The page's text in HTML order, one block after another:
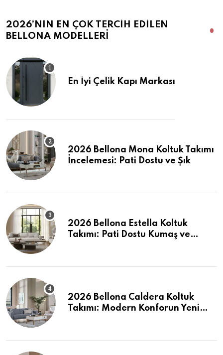
2026’NIN EN ÇOK TERCIH EDILEN
BELLONA MODELLERI
En İyi Çelik Kapı Markası
2026 Bellona Mona Koltuk Takımı
İncelemesi: Pati Dostu ve Şık
2026 Bellona Estella Koltuk
Takımı: Pati Dostu Kumaş ve
2026 Bellona Caldera Koltuk
Takımı: Modern Konforun Yeni